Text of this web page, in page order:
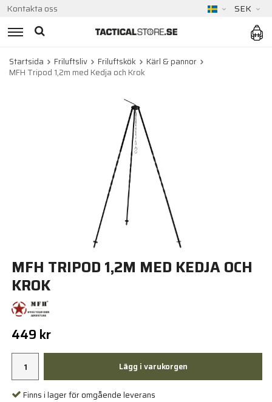
Kontakta oss SEK
Startsida Friluftsliv Friluftskök
Kärl & pannor
MFH Tripod 1,2m med Kedja och Krok
MFH TRIPOD 1,2M MED KEDJA OCH
KROK
449 kr
Lägg i varukorgen
Finns i lager för omgående leverans